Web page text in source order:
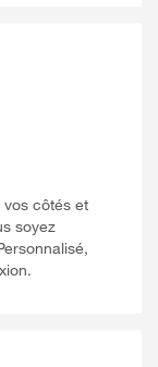
vos côtés et
soyez